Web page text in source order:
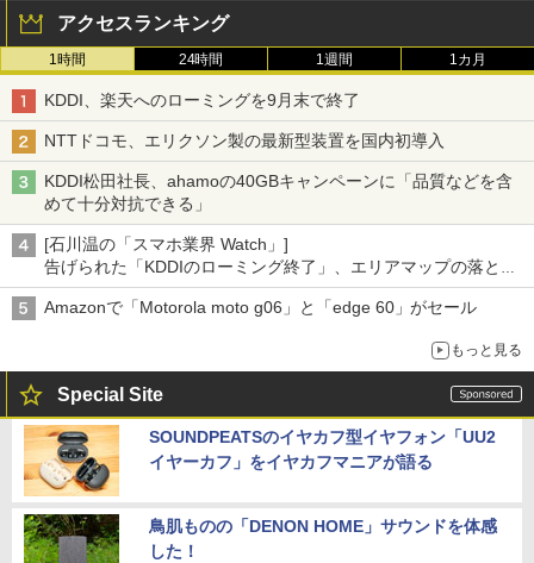
アクセスランキング
1時間 24時間 1週間 1カ月
KDDI、楽天へのローミングを9月末で終了
NTTドコモ、エリクソン製の最新型装置を国内初導入
KDDI松田社長、ahamoの40GBキャンペーンに「品質などを含
めて十分対抗できる」
[石川温の「スマホ業界 Watch」]
告げられた「KDDIのローミング終了」、エリアマップの落とし
穴と楽天モバイルの課題
Amazonで「Motorola moto g06」と「edge 60」がセール
もっと見る
Special Site
SOUNDPEATSのイヤカフ型イヤフォン「UU2
イヤーカフ」をイヤカフマニアが語る
鳥肌ものの「DENON HOME」サウンドを体感
した！